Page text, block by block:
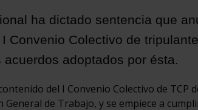
ha dictado sentencia que
Convenio Colectivo de
adoptados por ésta.
del I Convenio Colectivo de TCP
de Trabajo, y se empiece a